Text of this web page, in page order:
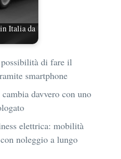
Italia da
di fare il
smartphone
davvero con uno
elettrica: mobilità
noleggio a lungo